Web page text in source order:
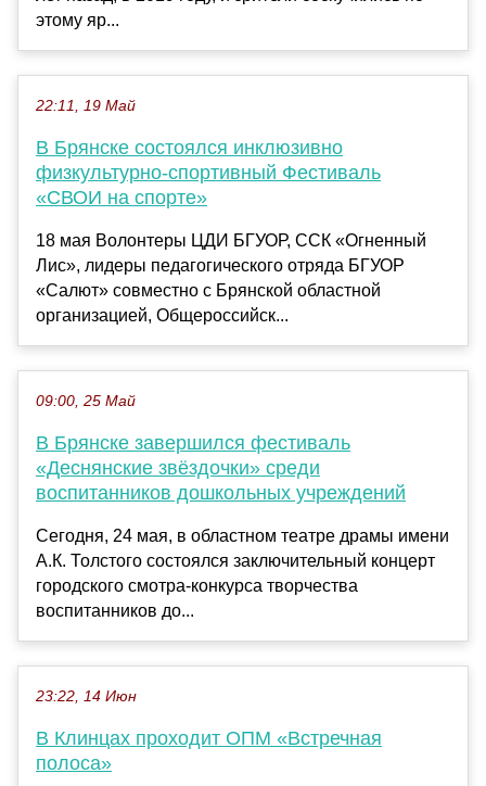
этому яр...
22:11, 19 Май
В Брянске состоялся инклюзивно
физкультурно-спортивный Фестиваль
«СВОИ на спорте»
18 мая Волонтеры ЦДИ БГУОР, ССК «Огненный
Лис», лидеры педагогического отряда БГУОР
«Салют» совместно с Брянской областной
организацией, Общероссийск...
09:00, 25 Май
В Брянске завершился фестиваль
«Деснянские звёздочки» среди
воспитанников дошкольных учреждений
Сегодня, 24 мая, в областном театре драмы имени
А.К. Толстого состоялся заключительный концерт
городского смотра-конкурса творчества
воспитанников до...
23:22, 14 Июн
В Клинцах проходит ОПМ «Встречная
полоса»